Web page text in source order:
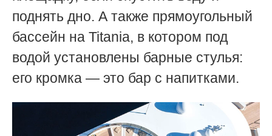
поднять дно. А также прямоугольный
бассейн на Titania, в котором под
водой установлены барные стулья:
его кромка — это бар с напитками.